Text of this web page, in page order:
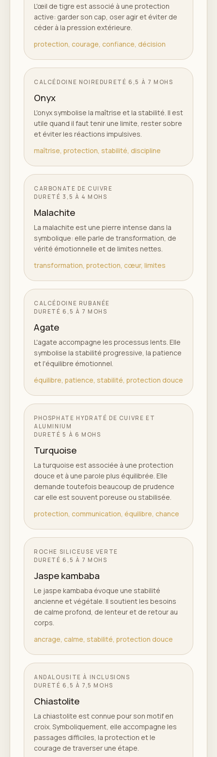
L'œil de tigre est associé à une protection
active: garder son cap, oser agir et éviter de
céder à la pression extérieure.
protection, courage, confiance, décision
CALCÉDOINE NOIRE DURETÉ 6,5 À 7 MOHS
Onyx
L'onyx symbolise la maîtrise et la stabilité. Il est
utile quand il faut tenir une limite, rester sobre
et éviter les réactions impulsives.
maîtrise, protection, stabilité, discipline
CARBONATE DE CUIVRE
DURETÉ 3,5 À 4 MOHS
Malachite
La malachite est une pierre intense dans la
symbolique: elle parle de transformation, de
vérité émotionnelle et de limites nettes.
transformation, protection, cœur, limites
CALCÉDOINE RUBANÉE
DURETÉ 6,5 À 7 MOHS
Agate
L'agate accompagne les processus lents. Elle
symbolise la stabilité progressive, la patience
et l'équilibre émotionnel.
équilibre, patience, stabilité, protection douce
PHOSPHATE HYDRATÉ DE CUIVRE ET
ALUMINIUM
DURETÉ 5 À 6 MOHS
Turquoise
La turquoise est associée à une protection
douce et à une parole plus équilibrée. Elle
demande toutefois beaucoup de prudence
car elle est souvent poreuse ou stabilisée.
protection, communication, équilibre, chance
ROCHE SILICEUSE VERTE
DURETÉ 6,5 À 7 MOHS
Jaspe kambaba
Le jaspe kambaba évoque une stabilité
ancienne et végétale. Il soutient les besoins
de calme profond, de lenteur et de retour au
corps.
ancrage, calme, stabilité, protection douce
ANDALOUSITE À INCLUSIONS
DURETÉ 6,5 À 7,5 MOHS
Chiastolite
La chiastolite est connue pour son motif en
croix. Symboliquement, elle accompagne les
passages difficiles, la protection et le
courage de traverser une étape.